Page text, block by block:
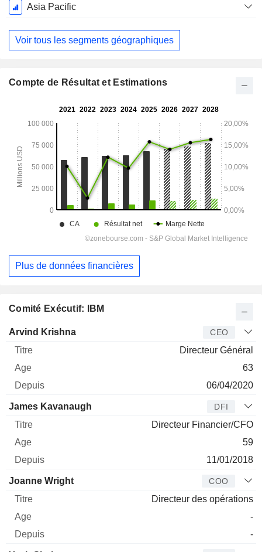
Asia Pacific
Voir tous les segments géographiques
Comité Exécutif: IBM
Dirigeant Titre
Arvind Krishna CEO
Directeur Général
63
06/04/2020
James Kavanaugh DFI
Directeur Financier/CFO
59
11/01/2018
Joanne Wright COO
Directeur des opérations
-
-
Compte de Résultat et Estimations
Plus de données financières